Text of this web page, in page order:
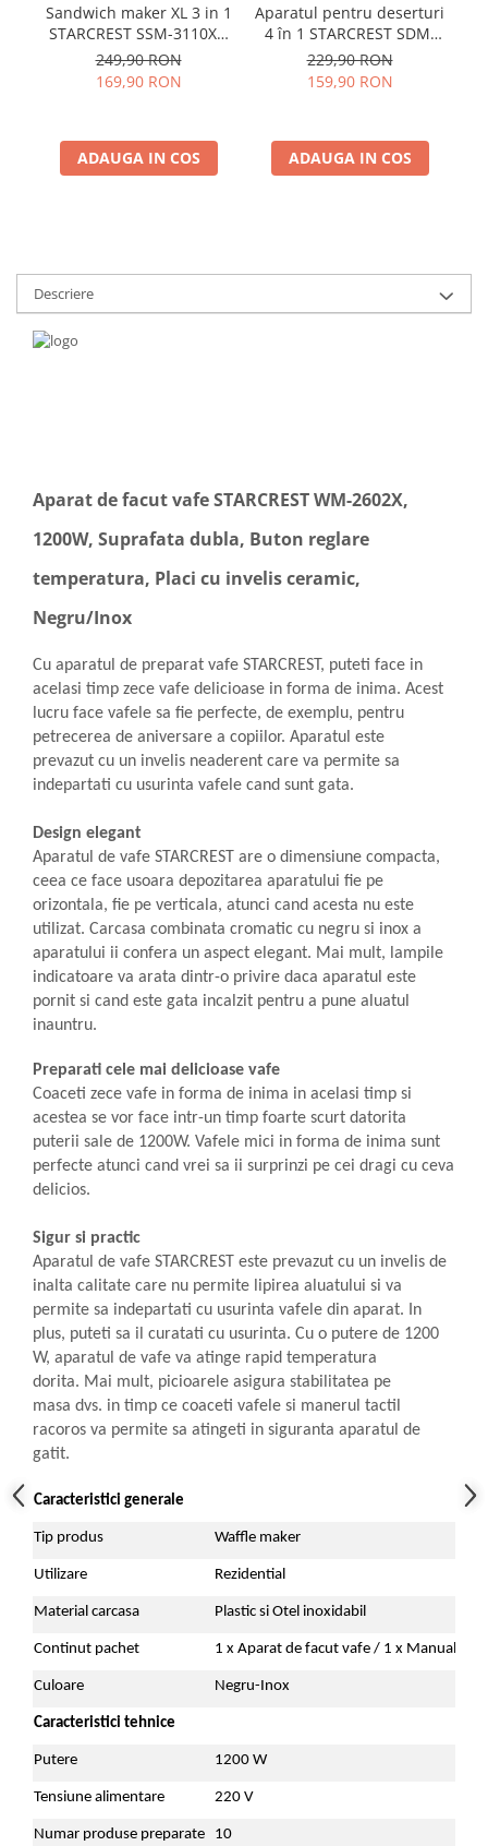
Sandwich maker XL 3 in 1
STARCREST SSM-3110XL,
1000 W, 3 tipuri de placi
detasabile cu invelis
ceramic: grill / sandwich
Dimensiune placi 23 x 13
cm, Negru/Inox
249,90 RON
169,90 RON
ADAUGA IN COS
Aparatul pentru deserturi
4 în 1 STARCREST SDM-
4110BX, 800W, placi
detasabile cu invelis
ceramic pentru vafe,
sandwich, negru
229,90 RON
159,90 RON
ADAUGA IN COS
Descriere
Aparat de facut vafe STARCREST WM-2602X,
1200W, Suprafata dubla, Buton reglare
temperatura, Placi cu invelis ceramic,
Negru/Inox
Cu aparatul de preparat vafe STARCREST, puteti face in
acelasi timp zece vafe delicioase in forma de inima. Acest
lucru face vafele sa fie perfecte, de exemplu, pentru
petrecerea de aniversare a copiilor. Aparatul este
prevazut cu un invelis neaderent care va permite sa
indepartati cu usurinta vafele cand sunt gata.
Design elegant
Aparatul de vafe STARCREST are o dimensiune compacta,
ceea ce face usoara depozitarea aparatului fie pe
orizontala, fie pe verticala, atunci cand acesta nu este
utilizat. Carcasa combinata cromatic cu negru si inox a
aparatului ii confera un aspect elegant. Mai mult, lampile
indicatoare va arata dintr-o privire daca aparatul este
pornit si cand este gata incalzit pentru a pune aluatul
inauntru.
Preparati cele mai delicioase vafe
Coaceti zece vafe in forma de inima in acelasi timp si
acestea se vor face intr-un timp foarte scurt datorita
puterii sale de 1200W. Vafele mici in forma de inima sunt
perfecte atunci cand vrei sa ii surprinzi pe cei dragi cu ceva
delicios.
Sigur si practic
Aparatul de vafe STARCREST este prevazut cu un invelis de
inalta calitate care nu permite lipirea aluatului si va
permite sa indepartati cu usurinta vafele din aparat. In
plus, puteti sa il curatati cu usurinta. Cu o putere de 1200
W, aparatul de vafe va atinge rapid temperatura
dorita. Mai mult, picioarele asigura stabilitatea pe
masa dvs. in timp ce coaceti vafele si manerul tactil
racoros va permite sa atingeti in siguranta aparatul de
gatit.
Caracteristici generale
Tip produs Waffle maker
Utilizare Rezidential
Material carcasa Plastic si Otel inoxidabil
Continut pachet 1 x Aparat de facut vafe / 1 x Manual
Culoare Negru-Inox
Caracteristici tehnice
Putere 1200 W
Tensiune alimentare 220 V
Numar produse preparate 10